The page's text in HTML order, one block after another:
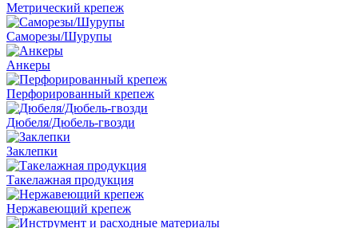
Метрический крепеж
Саморезы/Шурупы
Анкеры
Перфорированный крепеж
Дюбеля/Дюбель-гвозди
Заклепки
Такелажная продукция
Нержавеющий крепеж